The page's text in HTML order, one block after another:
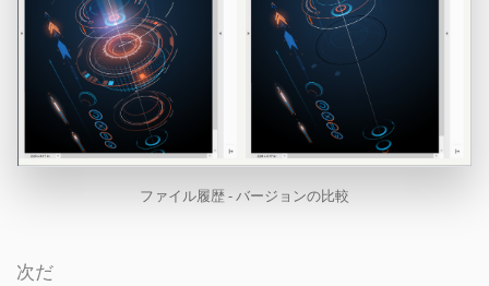
ファイル履歴 - バージョンの比較
次だ